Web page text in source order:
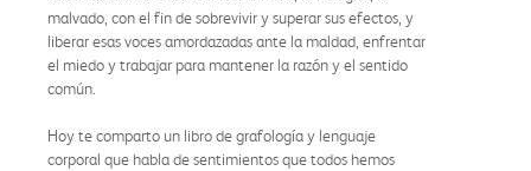
malvado, con el fin de sobrevivir y superar sus efectos, y
liberar esas voces amordazadas ante la maldad, enfrentar
el miedo y trabajar para mantener la razón y el sentido
común.
Hoy te comparto un libro de grafología y lenguaje
corporal que habla de sentimientos que todos hemos